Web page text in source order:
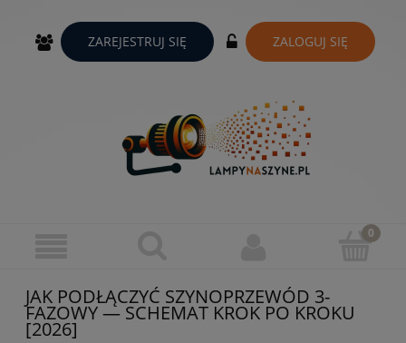
ZAREJESTRUJ SIĘ ZALOGUJ SIĘ
JAK PODŁĄCZYĆ SZYNOPRZEWÓD 3-
FAZOWY — SCHEMAT KROK PO KROKU
[2026]